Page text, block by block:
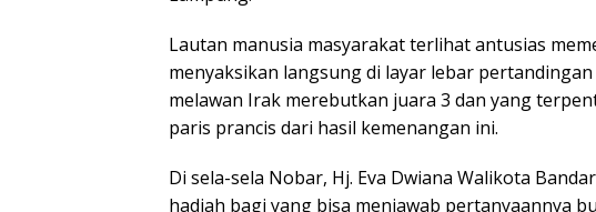
Lautan manusia masyarakat terlihat antusias
menyaksikan langsung di layar lebar
melawan Irak merebutkan juara 3 dan yang
paris prancis dari hasil kemenangan ini.
Di sela-sela Nobar, Hj. Eva Dwiana Walikota
hadiah bagi yang bisa menjawab pertanyaannya